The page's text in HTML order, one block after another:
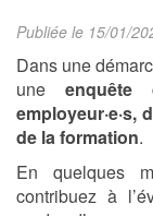
Publiée le 15/01/
Dans une
uneenquête
employeur·e·s,
de la formation.
En quelques
contribuez à